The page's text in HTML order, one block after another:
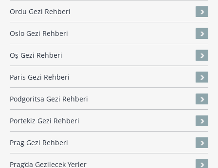
Ordu Gezi Rehberi
Oslo Gezi Rehberi
Oş Gezi Rehberi
Paris Gezi Rehberi
Podgoritsa Gezi Rehberi
Portekiz Gezi Rehberi
Prag Gezi Rehberi
Prag’da Gezilecek Yerler